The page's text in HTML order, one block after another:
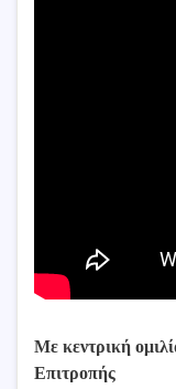
Με κεντρική
Επιτροπής